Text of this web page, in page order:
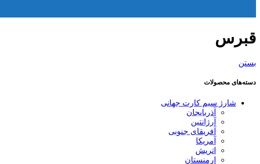
قبرس
بستن
دسته‌های محصولات
شارژ سیم کارت جهانی
آذربایجان
آرژانتین
آفریقای جنوبی
آمریکا
اتریش
ارمنستان